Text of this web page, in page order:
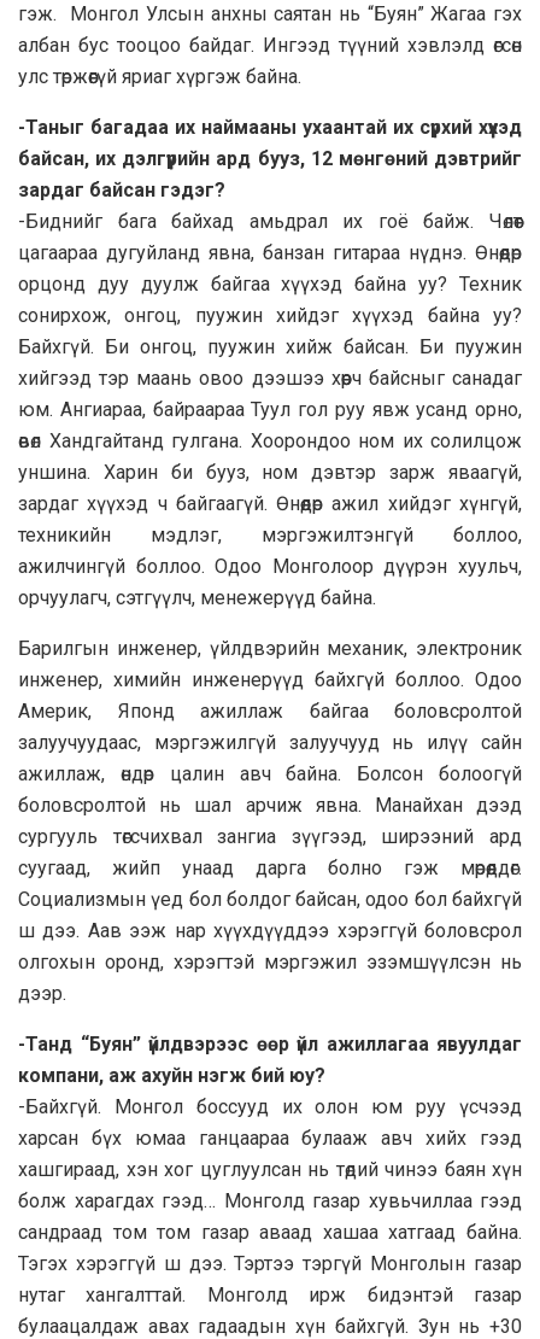
гэж. Монгол Улсын анхны саятан нь “Буян” Жагаа гэх
албан бус тооцоо байдаг. Ингээд түүний хэвлэлд өгсөн
улс төржөөгүй яриаг хүргэж байна.
-Таныг багадаа их наймааны ухаантай их сүрхий хүүхэд
байсан, их дэлгүүрийн ард бууз, 12 мөнгөний дэвтрийг
зардаг байсан гэдэг?
-Биднийг бага байхад амьдрал их гоё байж. Чөлөөт
цагаараа дугуйланд явна, банзан гитараа нүднэ. Өнөөдөр
орцонд дуу дуулж байгаа хүүхэд байна уу? Техник
сонирхож, онгоц, пуужин хийдэг хүүхэд байна уу?
Байхгүй. Би онгоц, пуужин хийж байсан. Би пуужин
хийгээд тэр маань овоо дээшээ хөөрч байсныг санадаг
юм. Ангиараа, байраараа Туул гол руу явж усанд орно,
өвөл Хандгайтанд гулгана. Хоорондоо ном их солилцож
уншина. Харин би бууз, ном дэвтэр зарж яваагүй,
зардаг хүүхэд ч байгаагүй. Өнөөдөр ажил хийдэг хүнгүй,
техникийн мэдлэг, мэргэжилтэнгүй боллоо,
ажилчингүй боллоо. Одоо Монголоор дүүрэн хуульч,
орчуулагч, сэтгүүлч, менежерүүд байна.
Барилгын инженер, үйлдвэрийн механик, электроник
инженер, химийн инженерүүд байхгүй боллоо. Одоо
Америк, Японд ажиллаж байгаа боловсролтой
залуучуудаас, мэргэжилгүй залуучууд нь илүү сайн
ажиллаж, өндөр цалин авч байна. Болсон болоогүй
боловсролтой нь шал арчиж явна. Манайхан дээд
сургууль төгсчихвал зангиа зүүгээд, ширээний ард
суугаад, жийп унаад дарга болно гэж мөрөөддөг.
Социализмын үед бол болдог байсан, одоо бол байхгүй
ш дээ. Аав ээж нар хүүхдүүддээ хэрэггүй боловсрол
олгохын оронд, хэрэгтэй мэргэжил эзэмшүүлсэн нь
дээр.
-Танд “Буян” үйлдвэрээс өөр үйл ажиллагаа явуулдаг
компани, аж ахуйн нэгж бий юу?
-Байхгүй. Монгол боссууд их олон юм руу үсчээд
харсан бүх юмаа ганцаараа булааж авч хийх гээд
хашгираад, хэн хог цуглуулсан нь төдий чинээ баян хүн
болж харагдах гээд… Монголд газар хувьчиллаа гээд
сандраад том том газар аваад хашаа хатгаад байна.
Тэгэх хэрэггүй ш дээ. Тэртээ тэргүй Монголын газар
нутаг хангалттай. Монголд ирж бидэнтэй газар
булаацалдаж авах гадаадын хүн байхгүй. Зун нь +30